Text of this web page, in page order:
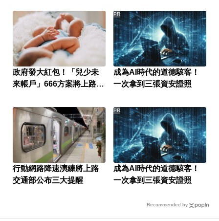
政府發大紅包！「兒少未
來帳戶」666方案將上路
成為AI時代的道德駭客！
一次拿到三張資安證照
PR
行動網路降速演練將上路
交通部公布三大提醒
成為AI時代的道德駭客！
一次拿到三張資安證照
PR
Recommended by